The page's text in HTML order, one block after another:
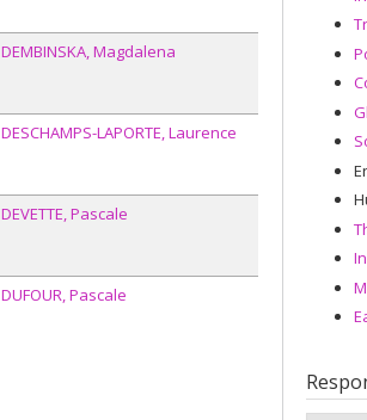
DEMBINSKA Magdalena
DESCHAMPS-LAPORTE Laurence
DEVETTE Pascale
DUFOUR Pascale